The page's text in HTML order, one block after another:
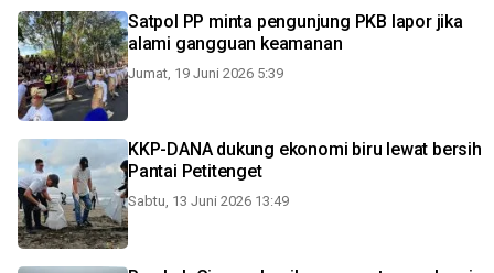
Satpol PP minta pengunjung PKB lapor jika
alami gangguan keamanan
Jumat, 19 Juni 2026 5:39
KKP-DANA dukung ekonomi biru lewat bersih
Pantai Petitenget
Sabtu, 13 Juni 2026 13:49